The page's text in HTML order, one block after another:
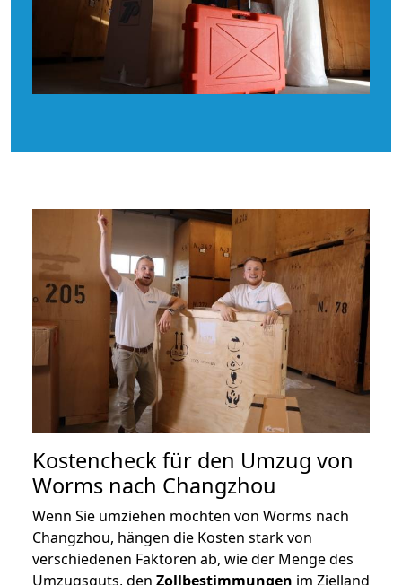
Kostencheck für den Umzug von
Worms nach Changzhou
Wenn Sie umziehen möchten von Worms nach
Changzhou, hängen die Kosten stark von
verschiedenen Faktoren ab, wie der Menge des
Umzugsguts, den Zollbestimmungen im Zielland